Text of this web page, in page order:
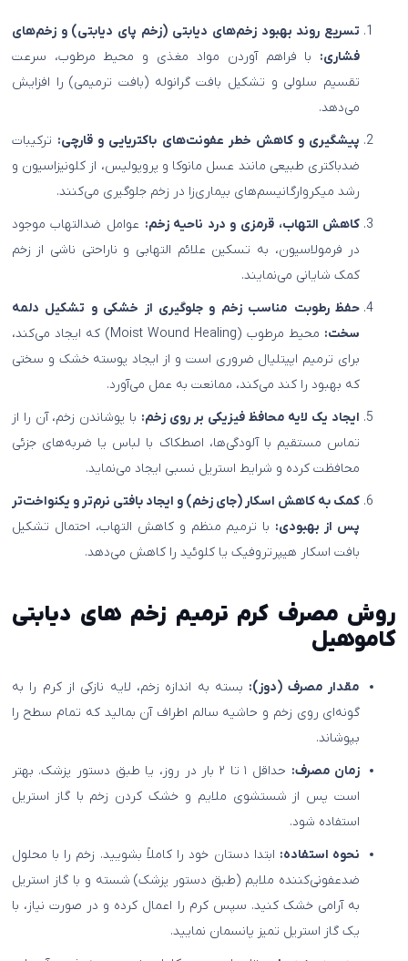
تسریع روند بهبود زخم‌های دیابتی (زخم پای دیابتی) و زخم‌های
فشاری: با فراهم آوردن مواد مغذی و محیط مرطوب، سرعت
تقسیم سلولی و تشکیل بافت گرانوله (بافت ترمیمی) را افزایش
می‌دهد.
پیشگیری و کاهش خطر عفونت‌های باکتریایی و قارچی: ترکیبات
ضدباکتری طبیعی مانند عسل مانوکا و پروپولیس، از کلونیزاسیون و
رشد میکروارگانیسم‌های بیماری‌زا در زخم جلوگیری می‌کنند.
کاهش التهاب، قرمزی و درد ناحیه زخم: عوامل ضدالتهاب موجود
در فرمولاسیون، به تسکین علائم التهابی و ناراحتی ناشی از زخم
کمک شایانی می‌نمایند.
حفظ رطوبت مناسب زخم و جلوگیری از خشکی و تشکیل دلمه
سخت:
محیط مرطوب (Moist Wound Healing) که ایجاد می‌کند،
برای ترمیم اپیتلیال ضروری است و از ایجاد پوسته خشک و سختی
که بهبود را کند می‌کند، ممانعت به عمل می‌آورد.
ایجاد یک لایه محافظ فیزیکی بر روی زخم: با پوشاندن زخم، آن را از
تماس مستقیم با آلودگی‌ها، اصطکاک با لباس یا ضربه‌های جزئی
محافظت کرده و شرایط استریل نسبی ایجاد می‌نماید.
کمک به کاهش اسکار (جای زخم) و ایجاد بافتی نرم‌تر و یکنواخت‌تر
پس از بهبودی: با ترمیم منظم و کاهش التهاب، احتمال تشکیل
بافت اسکار هیپرتروفیک یا کلوئید را کاهش می‌دهد.
روش مصرف کرم ترمیم زخم های دیابتی
کاموهیل
مقدار مصرف (دوز): بسته به اندازه زخم، لایه نازکی از کرم را به
گونه‌ای روی زخم و حاشیه سالم اطراف آن بمالید که تمام سطح را
بپوشاند.
زمان مصرف:
حداقل ۱ تا ۲ بار در روز، یا طبق دستور پزشک. بهتر
است پس از شستشوی ملایم و خشک کردن زخم با گاز استریل
استفاده شود.
نحوه استفاده: ابتدا دستان خود را کاملاً بشویید. زخم را با محلول
ضدعفونی‌کننده ملایم (طبق دستور پزشک) شسته و با گاز استریل
به آرامی خشک کنید. سپس کرم را اعمال کرده و در صورت نیاز، با
یک گاز استریل تمیز پانسمان نمایید.